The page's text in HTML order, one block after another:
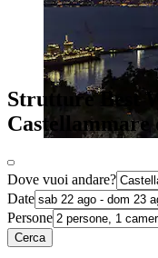
Strutture Best
Castellammare
Dove vuoi andare?
Date
Persone
Cerca